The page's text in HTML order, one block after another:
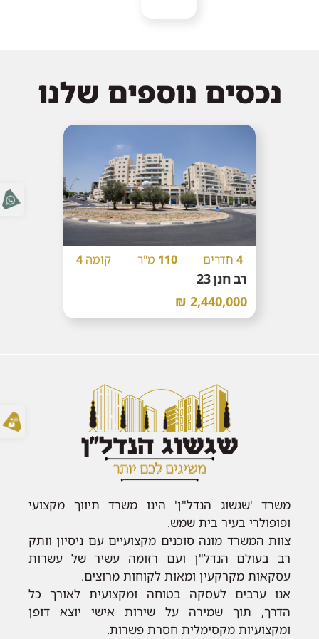
נכסים נוספים שלנו
4 חדרים 110 מ"ר קומה 4
רב חנן 23
2,440,000 ₪
משרד 'שגשוג הנדל"ן' הינו משרד תיווך מקצועי
ופופולרי בעיר בית שמש.
צוות המשרד מונה סוכנים מקצועיים עם ניסיון וותק
רב בעולם הנדל"ן ועם רזומה עשיר של עשרות
עסקאות מקרקעין ומאות לקוחות מרוצים.
אנו ערבים לעסקה בטוחה ומקצועית לאורך כל
הדרך, תוך שמירה על שירות אישי יוצא דופן
ומקצועיות מקסימלית חסרת פשרות.